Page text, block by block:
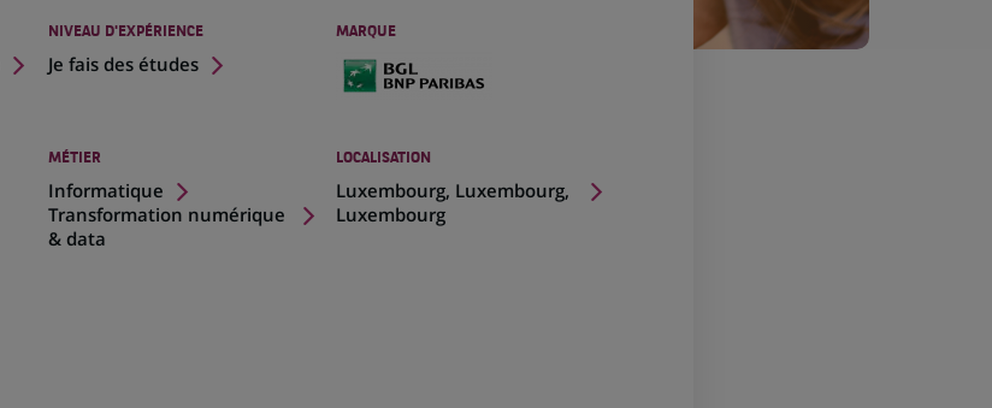
NIVEAU D'EXPÉRIENCE
Je fais des études
MARQUE
MÉTIER
Informatique
Transformation numérique
& data
LOCALISATION
Luxembourg, Luxembourg,
Luxembourg
(Ce
lien